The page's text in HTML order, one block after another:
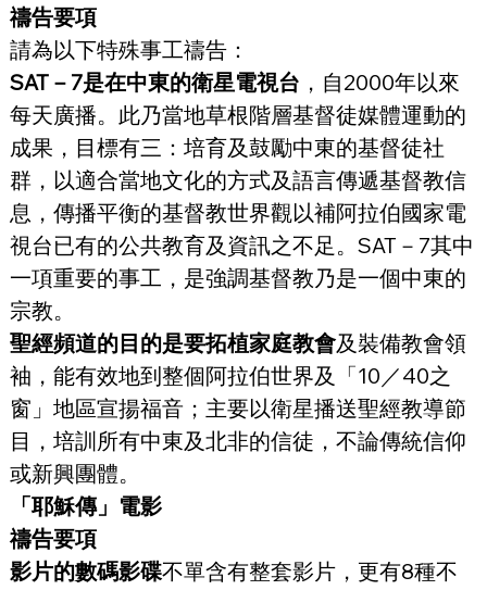
禱告要項
請為以下特殊事工禱告：
SAT－7是在中東的衛星電視台 ，自2000年以來
每天廣播。此乃當地草根階層基督徒媒體運動的
成果，目標有三：培育及鼓勵中東的基督徒社
群，以適合當地文化的方式及語言傳遞基督教信
息，傳播平衡的基督教世界觀以補阿拉伯國家電
視台已有的公共教育及資訊之不足。SAT－7其中
一項重要的事工，是強調基督教乃是一個中東的
宗教。
聖經頻道的目的是要拓植家庭教會及裝備教會領
袖，能有效地到整個阿拉伯世界及「10／40之
窗」地區宣揚福音；主要以衛星播送聖經教導節
目，培訓所有中東及北非的信徒，不論傳統信仰
或新興團體。
「耶穌傳」電影
禱告要項
影片的數碼影碟不單含有整套影片，更有8種不